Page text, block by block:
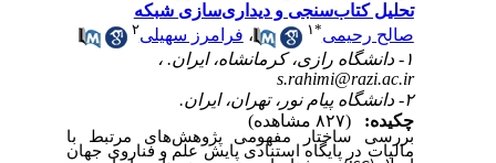
تحلیل کتاب‌سنجی و دیداری‌سازی شبکه
صالح رحیمی
۱ ،فرامرز سهیلی
s.rahimi@razi.ac.ir
چکیده:
بررسی ساختار مفهومی پژوهش‌های مرتبط با
مالیات در پایگاه استنادی پایش علم و فناروی جهان